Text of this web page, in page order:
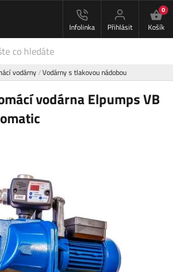
Infolinka Přihlásit
0
Košík
vodárny Vodárny s tlakovou nádobou
vodárna Elpumps VB